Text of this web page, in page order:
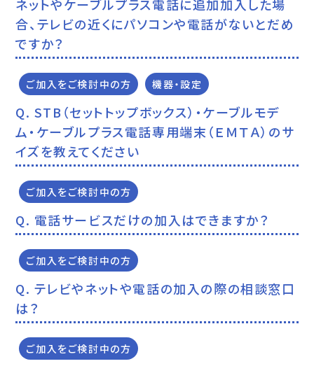
ネットやケーブルプラス電話に追加加入した場
合、テレビの近くにパソコンや電話がないとだめ
ですか？
ご加入をご検討中の方 機器・設定
STB（セットトップボックス）・ケーブルモデ
ム・ケーブルプラス電話専用端末（ＥＭＴＡ）のサ
イズを教えてください
ご加入をご検討中の方
電話サービスだけの加入はできますか？
ご加入をご検討中の方
テレビやネットや電話の加入の際の相談窓口
は？
ご加入をご検討中の方